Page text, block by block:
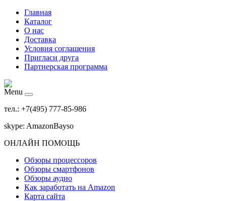
Главная
Каталог
О нас
Доставка
Условия соглашения
Пригласи друга
Партнерская программа
Menu
тел.: +7(495) 777-85-986
skype: AmazonBayso
ОНЛАЙН ПОМОЩЬ
Обзоры процессоров
Обзоры смартфонов
Обзоры аудио
Как заработать на Amazon
Карта сайта